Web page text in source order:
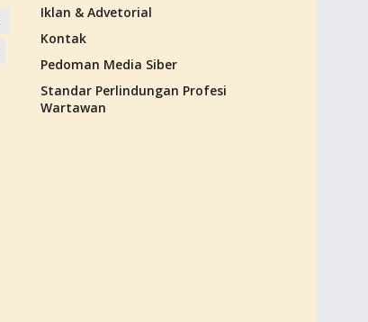
Iklan & Advetorial
Kontak
Pedoman Media Siber
Standar Perlindungan Profesi
Wartawan